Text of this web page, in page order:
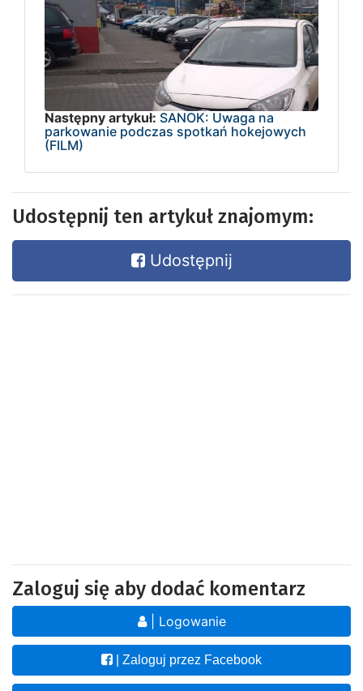
Następny artykuł: SANOK: Uwaga na
parkowanie podczas spotkań hokejowych
(FILM)
Udostępnij ten artykuł znajomym:
Udostępnij
Zaloguj się aby dodać komentarz
| Logowanie
| Zaloguj przez Facebook